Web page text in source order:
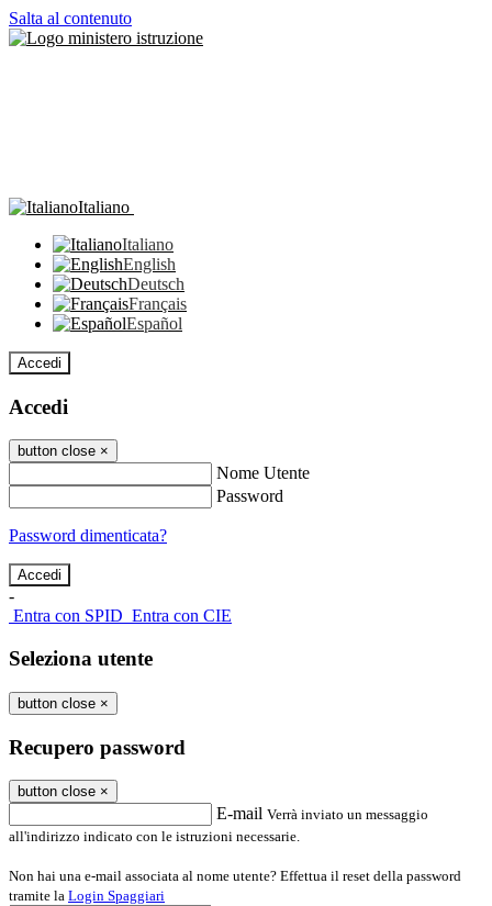
Salta al contenuto
Italiano
Italiano
English
Deutsch
Français
Español
Accedi
Accedi
button close ×
Nome Utente
Password
Password dimenticata?
-
Entra con SPID Entra con CIE
Seleziona utente
button close ×
Recupero password
button close ×
E-mail Verrà inviato un messaggio
all'indirizzo indicato con le istruzioni necessarie.
Non hai una e-mail associata al nome utente? Effettua il reset della password
tramite la Login Spaggiari